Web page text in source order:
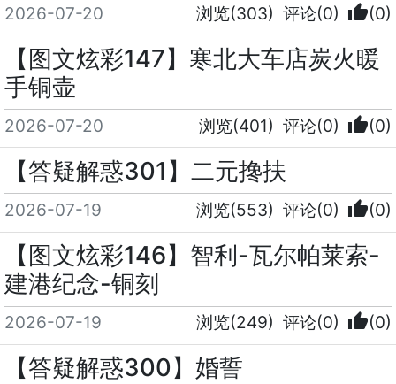
2026-07-20 浏览(303) 评论(0) thumb_up(0)
【图文炫彩147】寒北大车店炭火暖
手铜壶
2026-07-20 浏览(401) 评论(0) thumb_up(0)
【答疑解惑301】二元搀扶
2026-07-19 浏览(553) 评论(0) thumb_up(0)
【图文炫彩146】智利-瓦尔帕莱索-
建港纪念-铜刻
2026-07-19 浏览(249) 评论(0) thumb_up(0)
【答疑解惑300】婚誓